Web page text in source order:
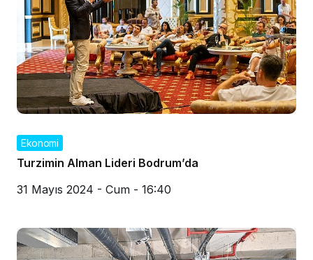
Ekonomi
Turzimin Alman Lideri Bodrum’da
31 Mayıs 2024 - Cum - 16:40